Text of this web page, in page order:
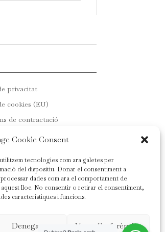
Cookie Consent
tecnologies com ara galetes per
del dispositiu. Donar el consentiment a
dades com ara el comportament de
lloc. No consentir o retirar el consentiment,
característiques i funcions.
Denega Veure Preferències
privacitat
cookies (EU)
de contractació